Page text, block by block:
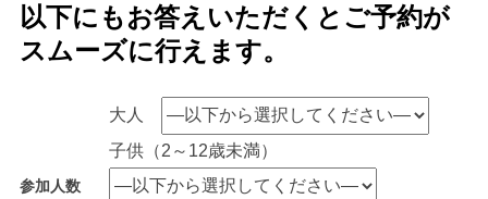
以下にもお答えいただくとご予約が
スムーズに⾏えます。
参加人数
大人
子供（2～12歳未満）